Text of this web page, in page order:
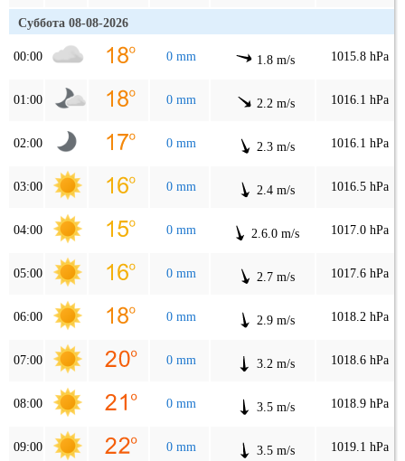
Суббота 08-08-2026
00:00 0 mm 1.8 m/s 1015.8 hPa
01:00 0 mm 2.2 m/s 1016.1 hPa
02:00 0 mm 2.3 m/s 1016.1 hPa
03:00 0 mm 2.4 m/s 1016.5 hPa
04:00 0 mm 2.6.0 m/s 1017.0 hPa
05:00 0 mm 2.7 m/s 1017.6 hPa
06:00 0 mm 2.9 m/s 1018.2 hPa
07:00 0 mm 3.2 m/s 1018.6 hPa
08:00 0 mm 3.5 m/s 1018.9 hPa
09:00 0 mm 3.5 m/s 1019.1 hPa